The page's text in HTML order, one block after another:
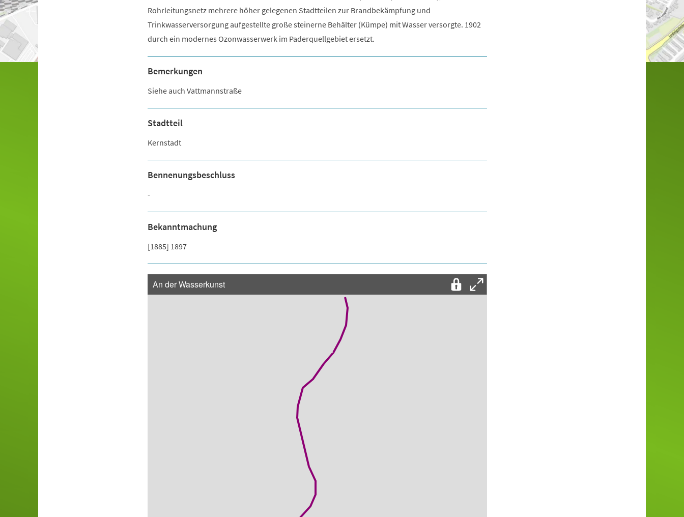
Rohrleitungsnetz mehrere höher gelegenen Stadtteilen zur Brandbekämpfung und
Trinkwasserversorgung aufgestellte große steinerne Behälter (Kümpe) mit Wasser versorgte. 1902
durch ein modernes Ozonwasserwerk im Paderquellgebiet ersetzt.
Bemerkungen
Siehe auch Vattmannstraße
Stadtteil
Kernstadt
Bennenungsbeschluss
-
Bekanntmachung
[1885] 1897
An der Wasserkunst